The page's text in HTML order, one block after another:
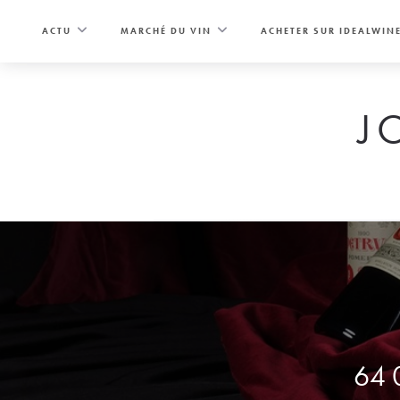
ACTU MARCHÉ DU VIN ACHETER SUR IDEALWINE
64